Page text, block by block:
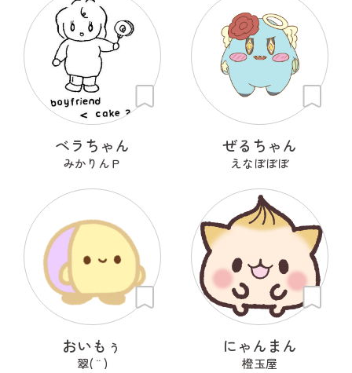
ベラちゃん
みかりんＰ
ぜるちゃん
えなぼぼぼ
おいもぅ
翠( ¨̮ )
にゃんまん
橙玉屋